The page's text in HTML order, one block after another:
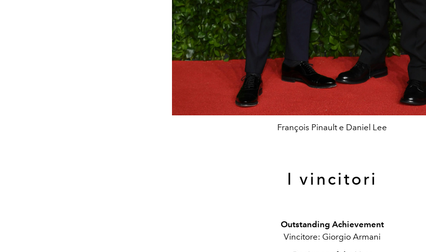
François Pinault e Daniel Lee
I vincitori
Outstanding Achievement
Vincitore: Giorgio Armani